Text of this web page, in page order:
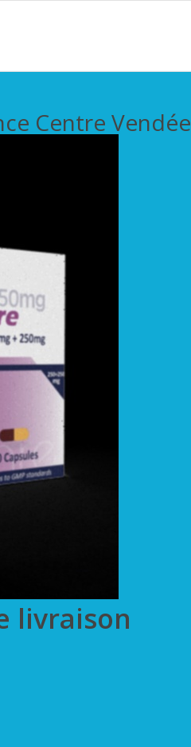
Centre Vendée
livraison